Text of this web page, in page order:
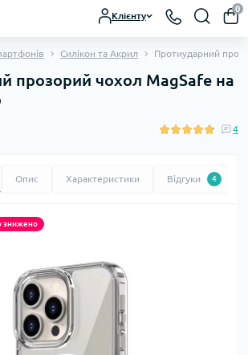
Клієнту
0
Силікон та Акрил Протиударний
прозорий чохол MagSafe на
4
Опис Характеристики Відгуки 4
знижено